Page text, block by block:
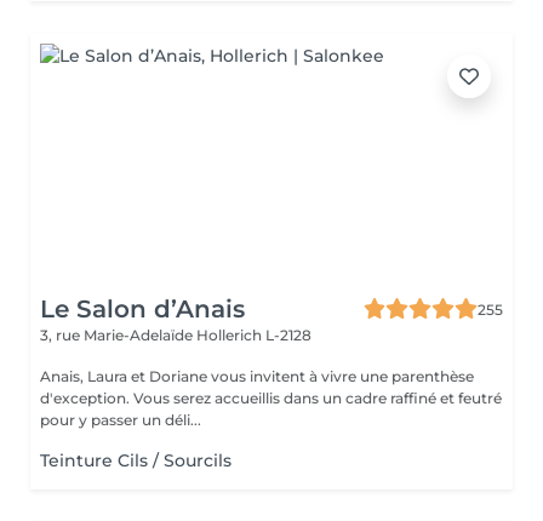
Le Salon d’Anais
255
3, rue Marie-Adelaïde Hollerich L-2128
Anais, Laura et Doriane vous invitent à vivre une parenthèse
d'exception. Vous serez accueillis dans un cadre raffiné et feutré
pour y passer un déli...
Teinture Cils / Sourcils